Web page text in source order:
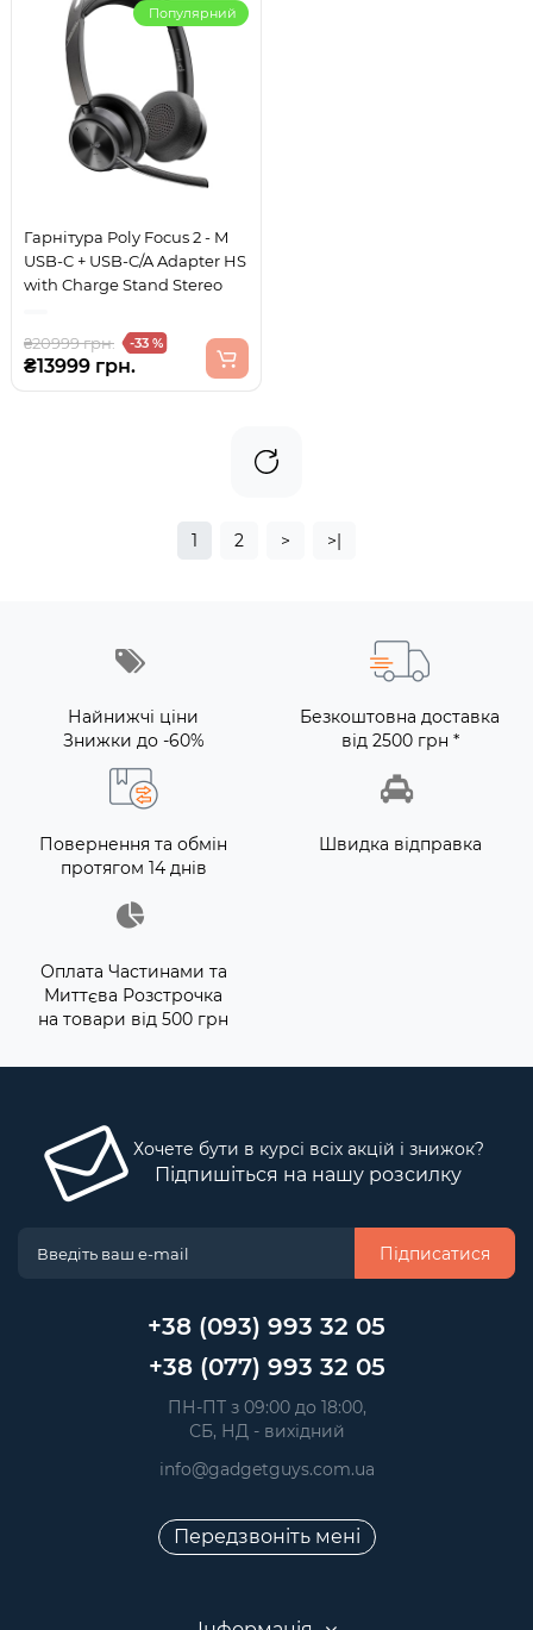
Популярний
Гарнітура Poly Focus 2 - M
USB-C + USB-C/A Adapter HS
with Charge Stand Stereo
₴20999 грн. -33 %
₴13999 грн.
1 2 > >|
Найнижчі ціни
Знижки до -60%
Безкоштовна доставка
від 2500 грн *
Повернення та обмін
протягом 14 днів
Швидка відправка
Оплата Частинами та
Миттєва Розстрочка
на товари від 500 грн
Хочете бути в курсі всіх акцій і знижок?
Підпишіться на нашу розсилку
Підписатися
+38 (093) 993 32 05
+38 (077) 993 32 05
ПН-ПТ з 09:00 до 18:00,
СБ, НД - вихідний
info@gadgetguys.com.ua
Передзвоніть мені